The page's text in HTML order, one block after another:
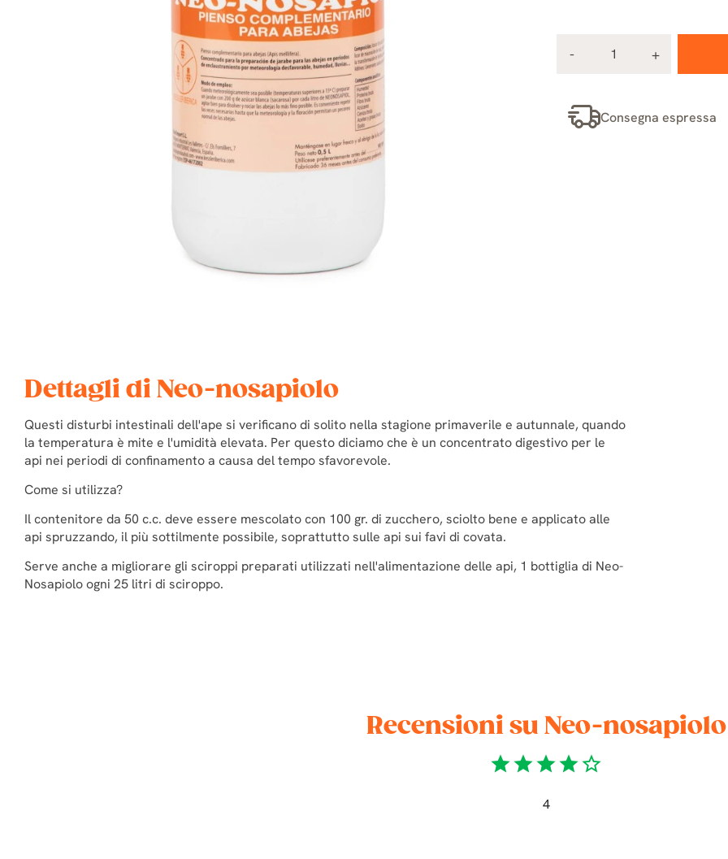
Consegna espressa
Dettagli di Neo-nosapiolo
Questi disturbi intestinali dell'ape si verificano di solito nella stagione primaverile e autunnale, quando
la temperatura è mite e l'umidità elevata. Per questo diciamo che è un concentrato digestivo per le
api nei periodi di confinamento a causa del tempo sfavorevole.
Come si utilizza?
Il contenitore da 50 c.c. deve essere mescolato con 100 gr. di zucchero, sciolto bene e applicato alle
api spruzzando, il più sottilmente possibile, soprattutto sulle api sui favi di covata.
Serve anche a migliorare gli sciroppi preparati utilizzati nell'alimentazione delle api, 1 bottiglia di Neo-
Nosapiolo ogni 25 litri di sciroppo.
Recensioni su Neo-nosapiolo
starstarstarstarstar_border
4